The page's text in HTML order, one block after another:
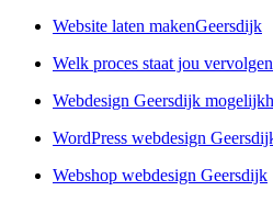
Website laten makenGeersdijk
Welk proces staat jou
Webdesign Geersdijk
WordPress webdesign
Webshop webdesign Geersdijk